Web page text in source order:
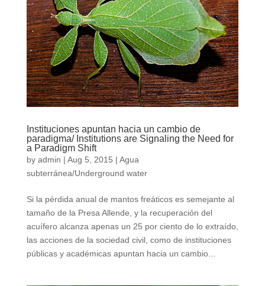
Instituciones apuntan hacia un cambio de
paradigma/ Institutions are Signaling the Need for
a Paradigm Shift
by admin | Aug 5, 2015 | Agua
subterránea/Underground water
Si la pérdida anual de mantos freáticos es semejante al
tamaño de la Presa Allende, y la recuperación del
acuífero alcanza apenas un 25 por ciento de lo extraído,
las acciones de la sociedad civil, como de instituciones
públicas y académicas apuntan hacia un cambio...